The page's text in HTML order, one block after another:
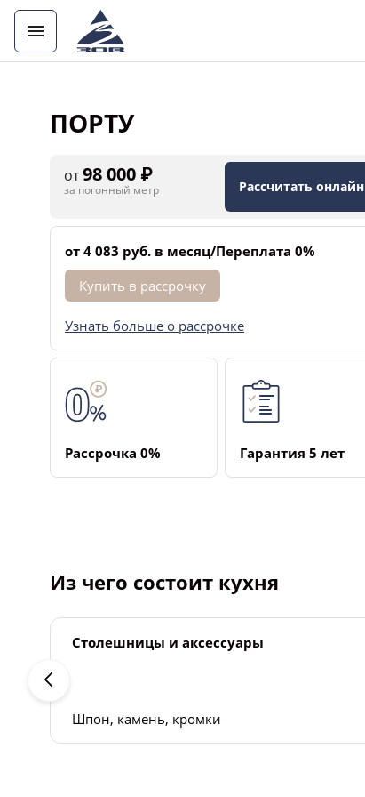
ПОРТУ
от98 000 ₽
за погонный метр Рассчитать онлайн
от 4 083 руб. в месяц/Переплата 0%
Купить в рассрочку
Узнать больше о рассрочке
Рассрочка ­0% Гарантия ­5 лет
Из чего состоит кухня
Столешницы и аксессуары
Шпон, камень, кромки